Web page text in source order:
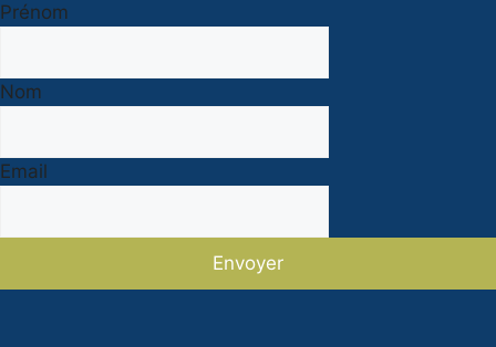
Prénom
Nom
Email
Envoyer